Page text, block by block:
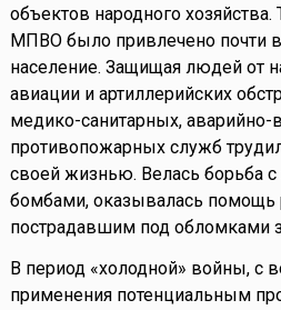
объектов народного
МПВО было привлечено почти
население. Защищая людей от
авиации и артиллерийских
медико-санитарных, аварийно-
противопожарных служб
своей жизнью. Велась борьба
бомбами, оказывалась
пострадавшим под обломками
В период «холодной» войны, с
применения потенциальным